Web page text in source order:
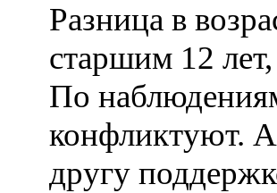
Разница в
старшим 12
По
конфликтуют.
другу